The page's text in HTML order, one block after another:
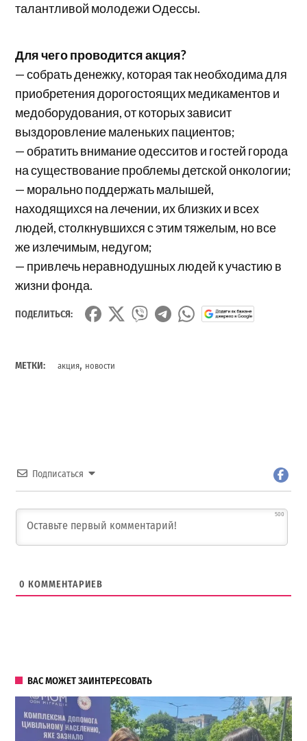
талантливой молодежи Одессы.
Для чего проводится акция?
— собрать денежку, которая так необходима для
приобретения дорогостоящих медикаментов и
медоборудования, от которых зависит
выздоровление маленьких пациентов;
— обратить внимание одесситов и гостей города
на существование проблемы детской онкологии;
— морально поддержать малышей,
находящихся на лечении, их близких и всех
людей, столкнувшихся с этим тяжелым, но все
же излечимым, недугом;
— привлечь неравнодушных людей к участию в
жизни фонда.
ПОДЕЛИТЬСЯ:
МЕТКИ: акция, новости
Подписаться
500
0 КОММЕНТАРИЕВ
ВАС МОЖЕТ ЗАИНТЕРЕСОВАТЬ